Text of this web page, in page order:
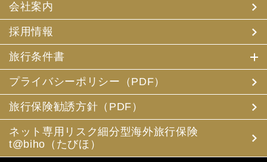
会社案内
採用情報
旅行条件書
プライバシーポリシー（PDF）
旅行保険勧誘方針（PDF）
ネット専用リスク細分型海外旅行保険
t@biho（たびほ）